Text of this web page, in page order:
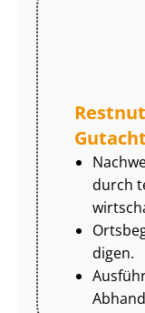
durch
di­gen.